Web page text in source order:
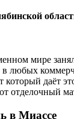
мире
любых
даёт
отделочный
в Миассе